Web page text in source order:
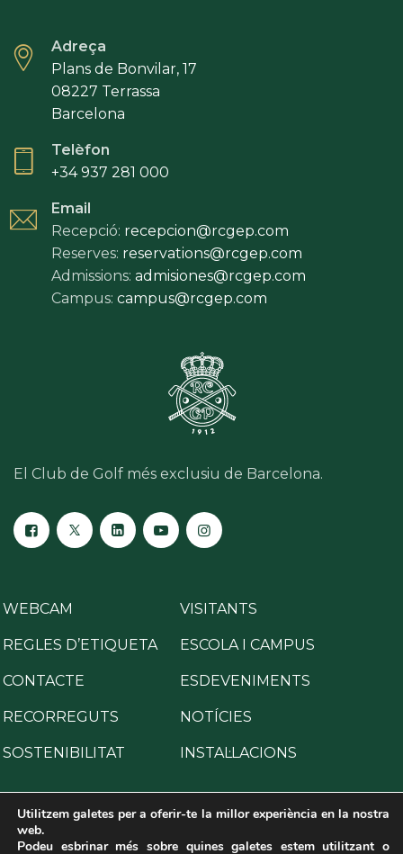
Adreça
Plans de Bonvilar, 17
08227 Terrassa
Barcelona
Telèfon
+34 937 281 000
Email
Recepció: recepcion@rcgep.com
Reserves: reservations@rcgep.com
Admissions: admisiones@rcgep.com
Campus: campus@rcgep.com
El Club de Golf més exclusiu de Barcelona.
WEBCAM VISITANTS
REGLES D’ETIQUETA ESCOLA I CAMPUS
CONTACTE ESDEVENIMENTS
RECORREGUTS NOTÍCIES
SOSTENIBILITAT INSTAL·LACIONS
Utilitzem galetes per a oferir-te la millor experiència en la nostra
web.
Podeu esbrinar més sobre quines galetes estem utilitzant o